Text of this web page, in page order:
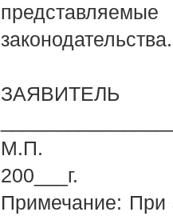
законодательства.
М.П.
200___г.
Примечание: При